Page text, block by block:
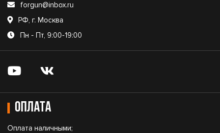
forgun@inbox.ru
РФ, г. Москва
Пн - Пт, 9:00-19:00
Оплата
Оплата наличными;